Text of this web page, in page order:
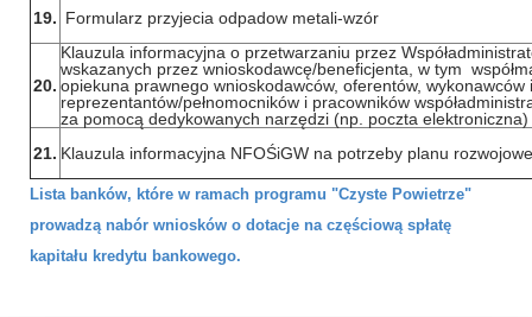
19. Formularz przyjecia odpadow metali-wzór
20.
Klauzula informacyjna o przetwarzaniu przez
wskazanych przez wnioskodawcę/beneficjenta, w tym
opiekuna prawnego wnioskodawców, oferentów,
reprezentantów/pełnomocników i pracowników
za pomocą dedykowanych narzędzi (np. poczta
21. Klauzula informacyjna NFOŚiGW na potrzeby planu
Lista banków, które w ramach programu "Czyste Powietrze"
prowadzą nabór wniosków o dotacje na częściową spłatę
kapitału kredytu bankowego.